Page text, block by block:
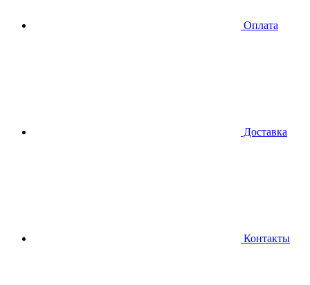
Оплата
Доставка
Контакты